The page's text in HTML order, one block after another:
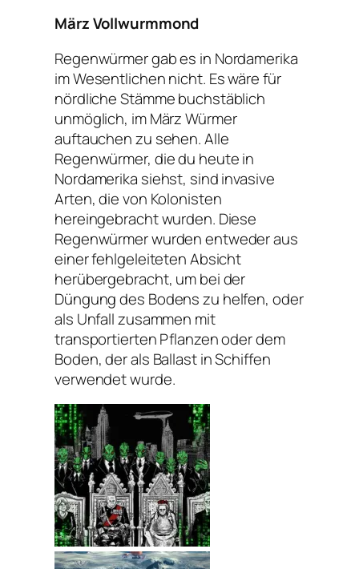
März Vollwurmmond
Regenwürmer gab es in Nordamerika
im Wesentlichen nicht. Es wäre für
nördliche Stämme buchstäblich
unmöglich, im März Würmer
auftauchen zu sehen. Alle
Regenwürmer, die du heute in
Nordamerika siehst, sind invasive
Arten, die von Kolonisten
hereingebracht wurden. Diese
Regenwürmer wurden entweder aus
einer fehlgeleiteten Absicht
herübergebracht, um bei der
Düngung des Bodens zu helfen, oder
als Unfall zusammen mit
transportierten Pflanzen oder dem
Boden, der als Ballast in Schiffen
verwendet wurde.